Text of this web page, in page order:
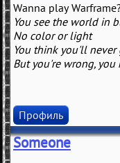
Wanna play
You see the world in
No color or light
You think you'll
But you're wrong, you
Профиль
Someone